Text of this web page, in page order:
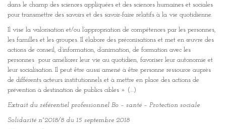
dans le champ des sciences appliquées et des sciences humaines et sociales
pour transmettre des savoirs et des savoir-faire relatifs à la vie quotidienne.
Il vise la valorisation et/ou l’appropriation de compétences par les personnes,
les familles et les groupes. Il élabore des préconisations et met en œuvre des
actions de conseil, d’information, d’animation, de formation avec les
personnes pour améliorer leur vie au quotidien, favoriser leur autonomie et
leur socialisation. Il peut être aussi amené à être personne ressource auprès
de différents acteurs institutionnels et à mettre en place des actions de
prévention à destination de publics cibles » (…)
Extrait du référentiel professionnel Bo – santé – Protection sociale
Solidarité n°2018/8 du 15 septembre 2018